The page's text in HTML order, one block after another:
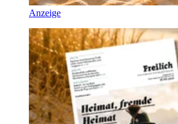
Anzeige